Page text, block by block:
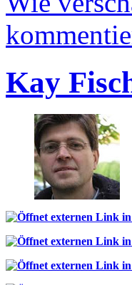
Kay